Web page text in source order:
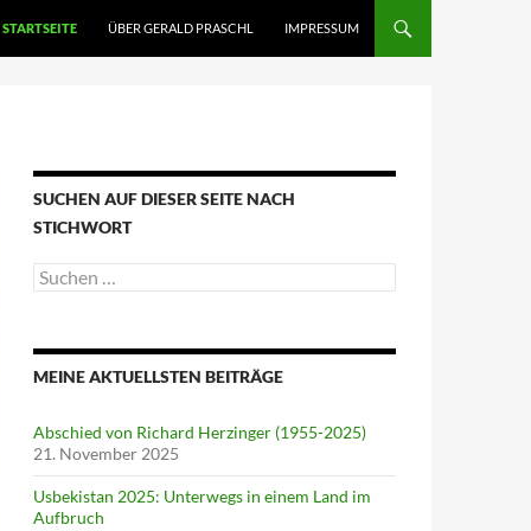
STARTSEITE ÜBER GERALD PRASCHL IMPRESSUM
SUCHEN AUF DIESER SEITE NACH
STICHWORT
Suche
nach:
MEINE AKTUELLSTEN BEITRÄGE
Abschied von Richard Herzinger (1955-2025)
21. November 2025
Usbekistan 2025: Unterwegs in einem Land im
Aufbruch